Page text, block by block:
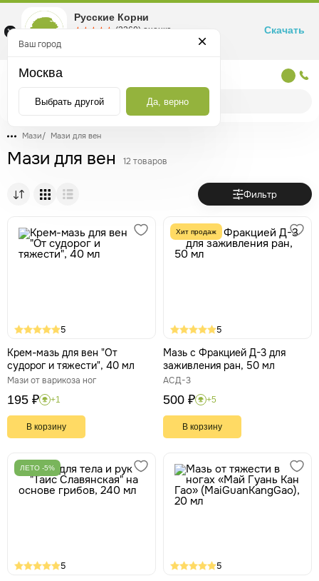
Мази/ Мази для вен
Мази для вен 12 товаров
Фильтр
5
Крем-мазь для вен "От
судорог и тяжести", 40 мл
Мази от варикоза ног
195 ₽ +1
В корзину
Хит продаж
5
Мазь с Фракцией Д-3 для
заживления ран, 50 мл
АСД-3
500 ₽ +5
В корзину
ЛЕТО -5%
5 5
Ваш город
Москва
Выбрать другой Да, верно
Русские Корни
☆☆☆☆☆
★★★★★ (2360) оценка
Маркетплейс товаров для здоровья
Скачать